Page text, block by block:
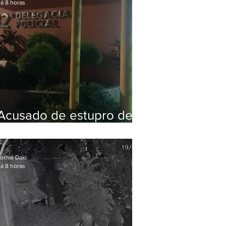
de estupro de
8 horas
Daki
8 horas